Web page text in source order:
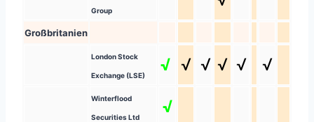
Group
Großbritanien
London Stock
Exchange (LSE)
√ √ √ √ √ √
Winterflood
Securities Ltd
√